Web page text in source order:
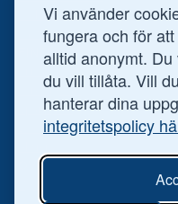
Vi använder
fungera och för
alltid anonymt.
du vill tillåta. Vill
hanterar dina
integritetspolicy
Mobiler med abon
Fast telefoni
FINANS
Privatlån
Företagslån
Sparkonto
Bolån
ÖVRIGT